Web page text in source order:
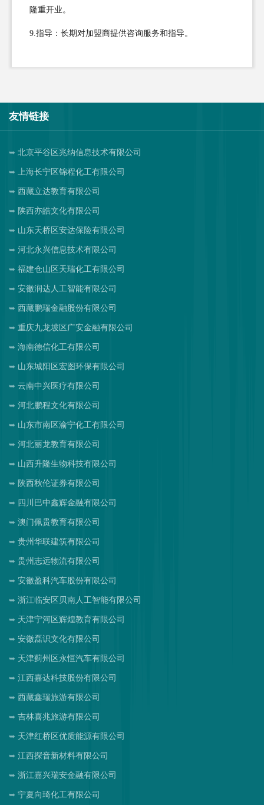
隆重开业。
9.指导：长期对加盟商提供咨询服务和指导。
友情链接
北京平谷区兆纳信息技术有限公司
上海长宁区锦程化工有限公司
西藏立达教育有限公司
陕西亦皓文化有限公司
山东天桥区安达保险有限公司
河北永兴信息技术有限公司
福建仓山区天瑞化工有限公司
安徽润达人工智能有限公司
西藏鹏瑞金融股份有限公司
重庆九龙坡区广安金融有限公司
海南德信化工有限公司
山东城阳区宏图环保有限公司
云南中兴医疗有限公司
河北鹏程文化有限公司
山东市南区渝宁化工有限公司
河北丽龙教育有限公司
山西升隆生物科技有限公司
陕西秋伦证券有限公司
四川巴中鑫辉金融有限公司
澳门佩贵教育有限公司
贵州华联建筑有限公司
贵州志远物流有限公司
安徽盈科汽车股份有限公司
浙江临安区贝南人工智能有限公司
天津宁河区辉煌教育有限公司
安徽磊识文化有限公司
天津蓟州区永恒汽车有限公司
江西嘉达科技股份有限公司
西藏鑫瑞旅游有限公司
吉林喜兆旅游有限公司
天津红桥区优质能源有限公司
江西探音新材料有限公司
浙江嘉兴瑞安金融有限公司
宁夏向琦化工有限公司